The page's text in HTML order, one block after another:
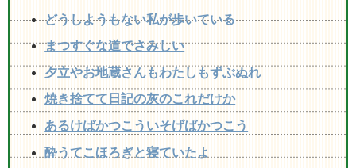
どうしようもない私が歩いている
まつすぐな道でさみしい
夕立やお地蔵さんもわたしもずぶぬれ
焼き捨てて日記の灰のこれだけか
あるけばかつこういそげばかつこう
酔うてこほろぎと寝ていたよ